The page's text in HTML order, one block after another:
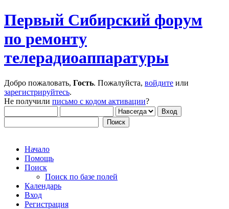
Первый Сибирский форум
по ремонту
телерадиоаппаратуры
Добро пожаловать, Гость. Пожалуйста, войдите или
зарегистрируйтесь.
Не получили письмо с кодом активации?
Начало
Помощь
Поиск
Поиск по базе полей
Календарь
Вход
Регистрация